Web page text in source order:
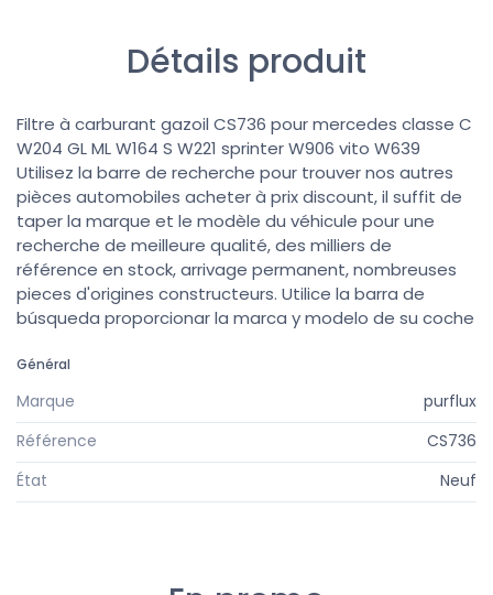
Détails produit
Filtre à carburant gazoil CS736 pour mercedes classe C
W204 GL ML W164 S W221 sprinter W906 vito W639
Utilisez la barre de recherche pour trouver nos autres
pièces automobiles acheter à prix discount, il suffit de
taper la marque et le modèle du véhicule pour une
recherche de meilleure qualité, des milliers de
référence en stock, arrivage permanent, nombreuses
pieces d'origines constructeurs. Utilice la barra de
búsqueda proporcionar la marca y modelo de su coche
Général
Marque
purflux
Référence
CS736
État
Neuf